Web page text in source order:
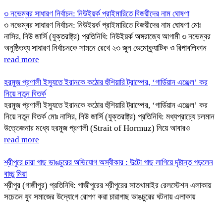
৩ নভেম্বর সাধারণ নির্বাচন: নিউইয়র্ক প্রাইমারিতে বিজয়ীদের নাম ঘোষণা
৩ নভেম্বর সাধারণ নির্বাচন: নিউইয়র্ক প্রাইমারিতে বিজয়ীদের নাম ঘোষণা মোঃ
নাসির, নিউ জার্সি (যুক্তরাষ্ট্র) প্রতিনিধি: নিউইয়র্ক অঙ্গরাজ্যে আগামী ৩ নভেম্বর
অনুষ্ঠিতব্য সাধারণ নির্বাচনকে সামনে রেখে ২৩ জুন ডেমোক্র্যাটিক ও রিপাবলিকান
read more
হরমুজ প্রণালী ইস্যুতে ইরানকে কঠোর হুঁশিয়ারি ট্রাম্পের, ‘গার্ডিয়ান এঞ্জেল’ কর
নিয়ে নতুন বিতর্ক
হরমুজ প্রণালী ইস্যুতে ইরানকে কঠোর হুঁশিয়ারি ট্রাম্পের, ‘গার্ডিয়ান এঞ্জেল’ কর
নিয়ে নতুন বিতর্ক মোঃ নাসির, নিউ জার্সি (যুক্তরাষ্ট্র) প্রতিনিধি: মধ্যপ্রাচ্যে চলমান
উত্তেজনার মধ্যে হরমুজ প্রণালী (Strait of Hormuz) নিয়ে আবারও
read more
​শ্রীপুরে চারা গাছ ভাঙচুরের অভিযোগ অস্বীকার : উল্টো গাছ লাগিয়ে দৃষ্টান্ত গড়লেন
বাচ্চু মিয়া
​শ্রীপুর (গাজীপুর) প্রতিনিধি: গাজীপুরের শ্রীপুরের সাতখামাইর রেলস্টেশন এলাকায়
সচেতন যুব সমাজের উদ্যোগে রোপণ করা চারাগাছ ভাঙচুরের ঘটনায় এলাকায়